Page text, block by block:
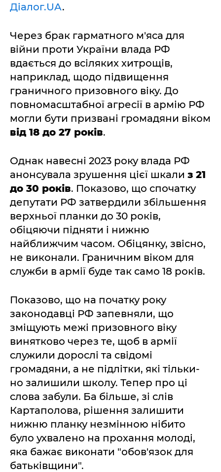
Діалог.UA.
Через брак гарматного м'яса для
війни проти України влада РФ
вдається до всіляких хитрощів,
наприклад, щодо підвищення
граничного призовного віку. До
повномасштабної агресії в армію РФ
могли бути призвані громадяни віком
від 18 до 27 років.
Однак навесні 2023 року влада РФ
анонсувала зрушення цієї шкали з 21
до 30 років. Показово, що спочатку
депутати РФ затвердили збільшення
верхньої планки до 30 років,
обіцяючи підняти і нижню
найближчим часом. Обіцянку, звісно,
не виконали. Граничним віком для
служби в армії буде так само 18 років.
Показово, що на початку року
законодавці РФ запевняли, що
зміщують межі призовного віку
винятково через те, щоб в армії
служили дорослі та свідомі
громадяни, а не підлітки, які тільки-
но залишили школу. Тепер про ці
слова забули. Ба більше, зі слів
Картаполова, рішення залишити
нижню планку незмінною нібито
було ухвалено на прохання молоді,
яка бажає виконати "обов'язок для
батьківщини".